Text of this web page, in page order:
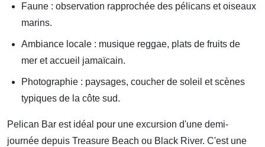
Faune : observation rapprochée des pélicans et oiseaux
marins.
Ambiance locale : musique reggae, plats de fruits de
mer et accueil jamaïcain.
Photographie : paysages, coucher de soleil et scènes
typiques de la côte sud.
Pelican Bar est idéal pour une excursion d'une demi-
journée depuis Treasure Beach ou Black River. C'est une